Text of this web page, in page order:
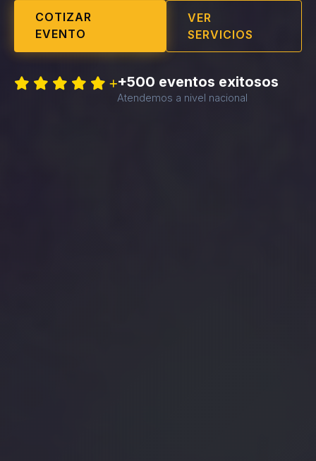
COTIZAR
EVENTO
VER
SERVICIOS
+500 eventos exitosos
Atendemos a nivel nacional